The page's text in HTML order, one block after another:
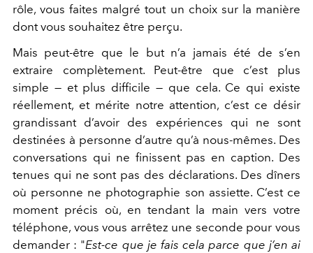
rôle, vous faites malgré tout un choix sur la manière
dont vous souhaitez être perçu.
Mais peut-être que le but n’a jamais été de s’en
extraire complètement. Peut-être que c’est plus
simple — et plus difficile — que cela. Ce qui existe
réellement, et mérite notre attention, c’est ce désir
grandissant d’avoir des expériences qui ne sont
destinées à personne d’autre qu’à nous-mêmes. Des
conversations qui ne finissent pas en caption. Des
tenues qui ne sont pas des déclarations. Des dîners
où personne ne photographie son assiette. C’est ce
moment précis où, en tendant la main vers votre
téléphone, vous vous arrêtez une seconde pour vous
demander : "Est-ce que je fais cela parce que j’en ai